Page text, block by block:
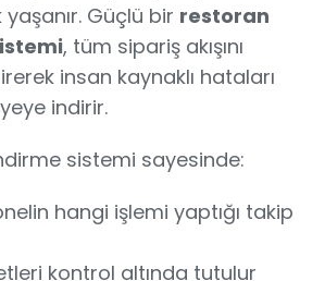
yaşanır. Güçlü bir restoran
, tüm sipariş akışını
insan kaynaklı hataları
indirir.
sistemi sayesinde:
hangi işlemi yaptığı takip
kontrol altında tutulur